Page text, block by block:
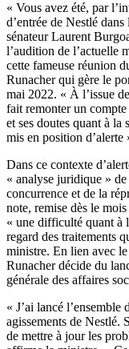
« Vous avez été, par
d’entrée de Nestlé
sénateur Laurent
l’audition de l’actuelle
cette fameuse réunion
Runacher qui gère le
mai 2022. « À l’issue
fait remonter un
et ses doutes quant à la
mis en position d’alerte
Dans ce contexte
« analyse juridique »
concurrence et de la
note, remise dès le
« une difficulté quant à
regard des traitements
ministre. En lien avec
Runacher décide du
générale des affaires
« J’ai lancé
agissements de Nestlé.
de mettre à jour les